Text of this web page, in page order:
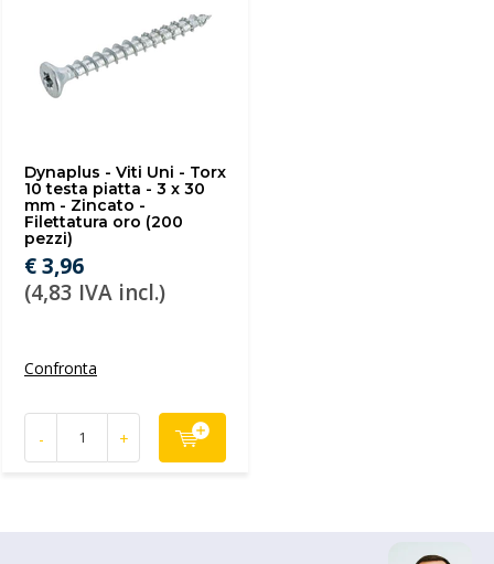
Dynaplus - Viti Uni - Torx
10 testa piatta - 3 x 30
mm - Zincato -
Filettatura oro (200
pezzi)
€ 3,96
(4,83 IVA incl.)
Confronta
- +